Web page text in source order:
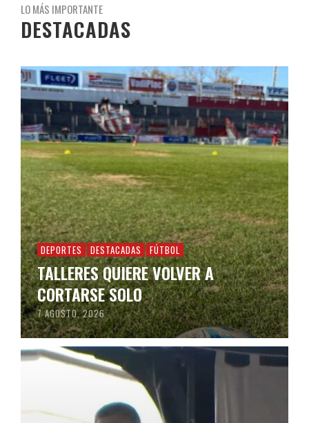
LO MÁS IMPORTANTE
DESTACADAS
DEPORTES DESTACADAS FÚTBOL
TALLERES QUIERE VOLVER A
CORTARSE SOLO
7 AGOSTO, 2026